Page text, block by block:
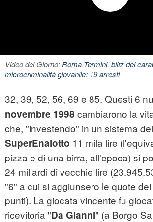
Video del Giorno:Roma-Termini, blitz dei
microcriminalità giovanile: 19 arresti
32, 39, 52, 56, 69 e 85. Questi 6
novembre 1998 cambiarono la
che, "investendo" in un sistema del
SuperEnalotto 11 mila lire
pizza e di una birra, all'epoca) si
24 miliardi di vecchie lire
"6" a cui si aggiunsero le quote
punti). La giocata vincente fu
ricevitoria "Da Gianni" (a Borgo